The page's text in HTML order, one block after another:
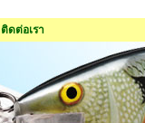
ติดต่อเรา